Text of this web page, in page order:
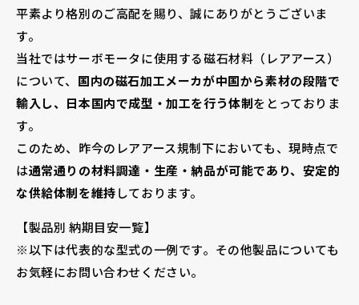
平素より格別のご高配を賜り、誠にありがとうございま
す。
当社ではサーボモータに使用する磁石材料（レアアース）
について、 国内の磁石加工メーカが中国から素材の段階で
輸入し、日本国内で成型・加工を行う体制をとっておりま
す。
このため、昨今のレアアース規制下においても、現時点で
は通常通りの材料調達・生産・納品が可能であり、安定的
な供給体制を維持しております。
【製品別 納期目安一覧】
※以下は代表的な型式の一例です。その他製品についても
お気軽にお問い合わせください。